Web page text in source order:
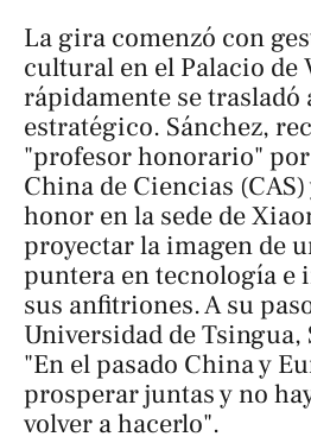
La gira comenzó con
cultural en el Palacio de
rápidamente se trasladó
estratégico. Sánchez,
"profesor honorario" por
China de Ciencias
honor en la sede de
proyectar la imagen de
puntera en tecnología e
sus anfitriones. A su
Universidad de Tsingua,
"En el pasado China y
prosperar juntas y no
volver a hacerlo".